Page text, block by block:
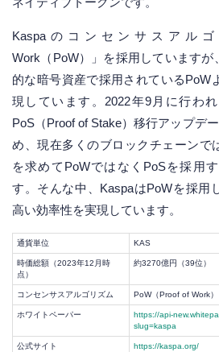
Kaspaのコンセンサスアル
Work（PoW）」を採用しています
的な暗号資産で採用されているPoW
現しています。2022年9月に行わ
PoS（Proof of Stake）移行アップデ
め、現在多くのブロックチェーンで
を求めてPoWではなくPoSを採用
す。そんな中、KaspaはPoWを採用
高い効率性を実現しています。
通貨単位 KAS
時価総額（2023年12月時
点）
約3270億円（39位）
コンセンサスアルゴリズム PoW（Proof of Work）
ホワイトペーパー
https://api-
slug=kaspa
公式サイト https://kaspa.org/